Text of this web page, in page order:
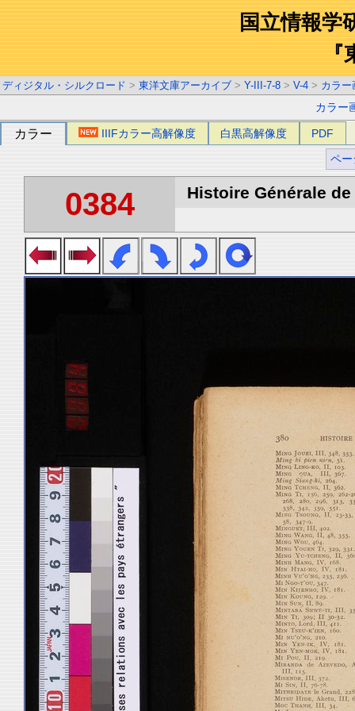
国立情報学
『
ディジタル・シルクロード > 東洋文庫アーカイブ > Y-III-7-8 > V-4 > カラー
カラー
カラー IIIFカラー高解像度 白黒高解像度 PDF
ペー
0384 Histoire Générale